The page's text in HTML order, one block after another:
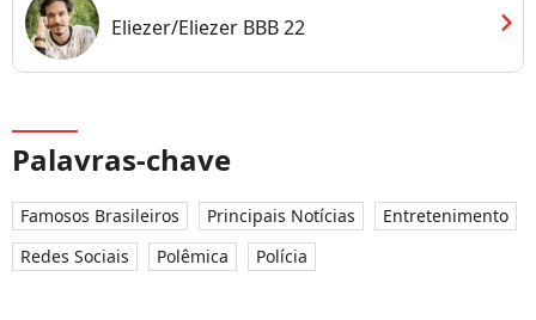
Eliezer/Eliezer BBB 22 chevron_right
Palavras-chave
Famosos Brasileiros Principais Notícias
Entretenimento
Redes Sociais
Polêmica Polícia